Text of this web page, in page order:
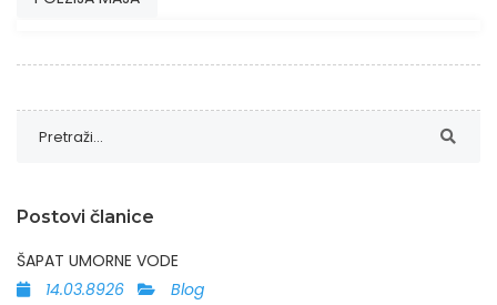
Postovi članice
ŠAPAT UMORNE VODE
14.03.8926
Blog